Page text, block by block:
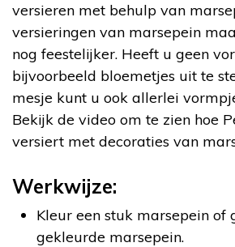
versieren met behulp van
versieringen van marsepein
nog feestelijker. Heeft u geen
bijvoorbeeld bloemetjes uit te
mesje kunt u ook allerlei
Bekijk de video om te zien hoe
versiert met decoraties van
Werkwijze:
Kleur een stuk marsepein of
gekleurde marsepein.